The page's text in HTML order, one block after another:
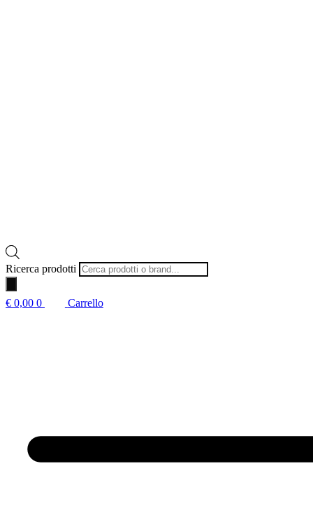
Ricerca prodotti
€ 0,00 0 Carrello